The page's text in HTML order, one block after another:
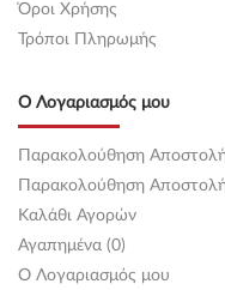
Όροι Χρήσης
Τρόποι Πληρωμής
Ο Λογαριασμός μου
Παρακολούθηση
Παρακολούθηση
Καλάθι Αγορών
Αγαπημένα (0)
O Λογαριασμός μου